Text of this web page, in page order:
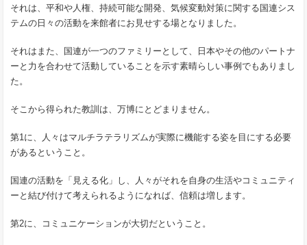
それは、平和や人権、持続可能な開発、気候変動対策に関する国連シス
テムの日々の活動を来館者にお見せする場となりました。
それはまた、国連が一つのファミリーとして、日本やその他のパートナ
ーと力を合わせて活動していることを示す素晴らしい事例でもありまし
た。
そこから得られた教訓は、万博にとどまりません。
第1に、人々はマルチラテラリズムが実際に機能する姿を目にする必要
があるということ。
国連の活動を「見える化」し、人々がそれを自身の生活やコミュニティ
ーと結び付けて考えられるようになれば、信頼は増します。
第2に、コミュニケーションが大切だということ。